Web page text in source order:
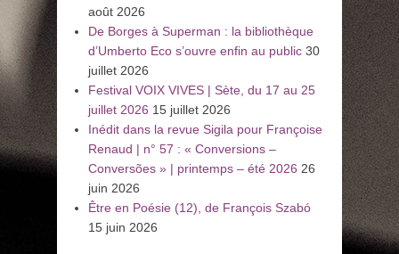
août 2026
De Borges à Superman : la bibliothèque
d’Umberto Eco s’ouvre enfin au public 30
juillet 2026
Festival VOIX VIVES | Sète, du 17 au 25
juillet 2026 15 juillet 2026
Inédit dans la revue Sigila pour Françoise
Renaud | n° 57 : « Conversions –
Conversões » | printemps – été 2026 26
juin 2026
Être en Poésie (12), de François Szabó
15 juin 2026